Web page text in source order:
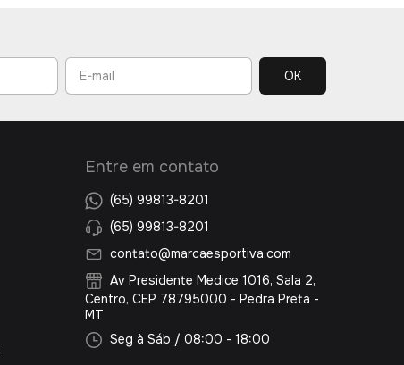
Entre em contato
(65) 99813-8201
(65) 99813-8201
contato@marcaesportiva.com
Av Presidente Medice 1016, Sala 2,
Centro, CEP 78795000 - Pedra Preta -
MT
Seg à Sáb / 08:00 - 18:00